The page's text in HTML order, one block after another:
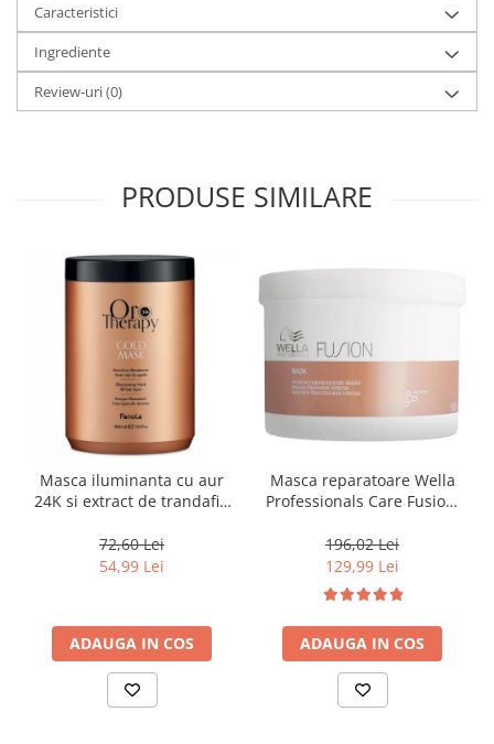
Caracteristici
Ingrediente
Review-uri(0)
PRODUSE SIMILARE
Masca iluminanta cu aur
24K si extract de trandafir,
Fanola Oro Therapy, 1000
ml
72,60 Lei
54,99 Lei
ADAUGA IN COS
Masca reparatoare Wella
Professionals Care Fusion,
196,02 Lei
129,99 Lei
ADAUGA IN COS